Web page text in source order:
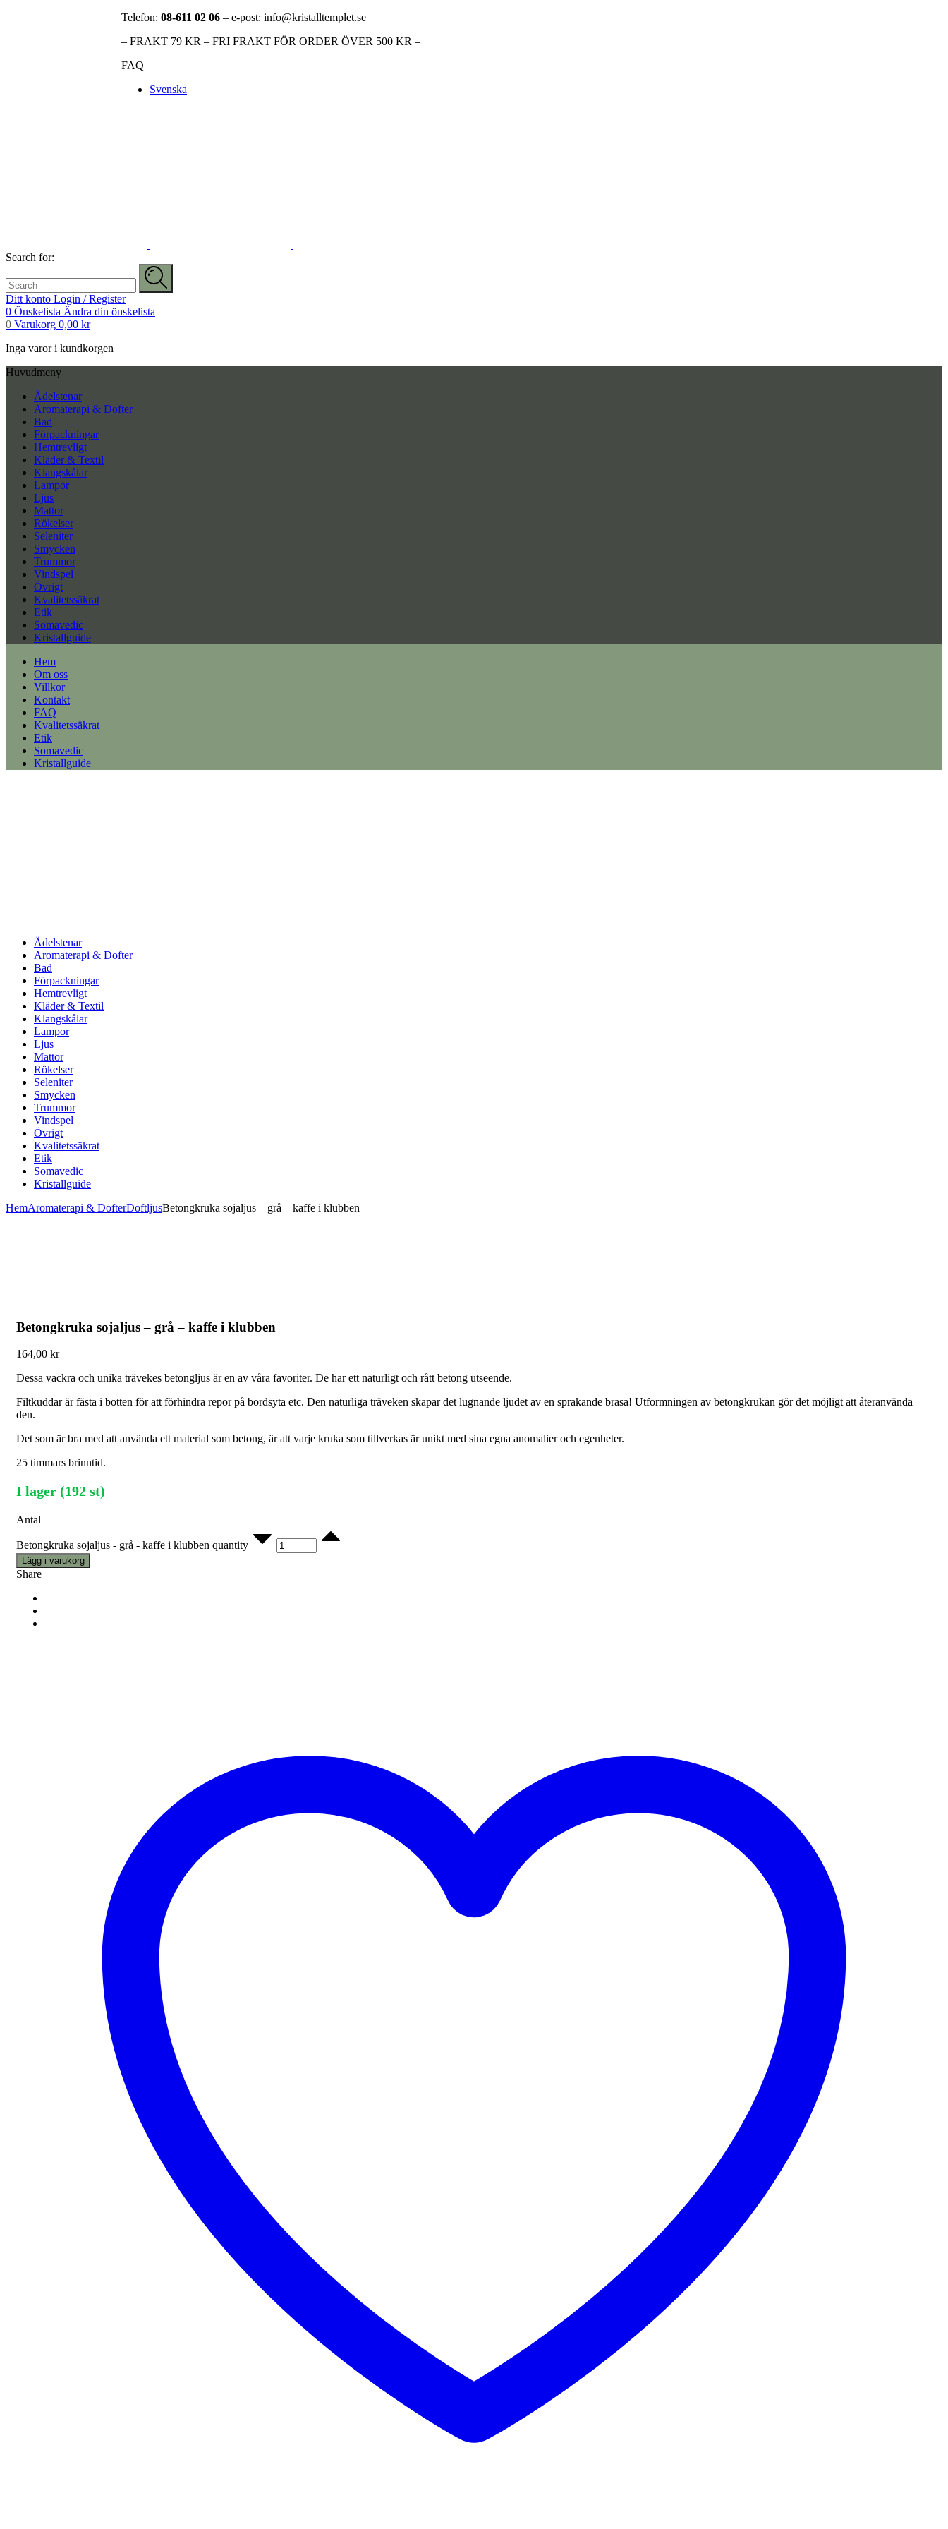
Telefon: 08-611 02 06 – e-post: info@kristalltemplet.se
– FRAKT 79 KR – FRI FRAKT FÖR ORDER ÖVER 500 KR –
FAQ
Svenska
Search for:
Ditt konto Login / Register
0 Önskelista Ändra din önskelista
0 Varukorg 0,00 kr
Inga varor i kundkorgen
Huvudmeny
Ädelstenar
Aromaterapi & Dofter
Bad
Förpackningar
Hemtrevligt
Kläder & Textil
Klangskålar
Lampor
Ljus
Mattor
Rökelser
Seleniter
Smycken
Trummor
Vindspel
Övrigt
Kvalitetssäkrat
Etik
Somavedic
Kristallguide
Hem
Om oss
Villkor
Kontakt
FAQ
Kvalitetssäkrat
Etik
Somavedic
Kristallguide
Ädelstenar
Aromaterapi & Dofter
Bad
Förpackningar
Hemtrevligt
Kläder & Textil
Klangskålar
Lampor
Ljus
Mattor
Rökelser
Seleniter
Smycken
Trummor
Vindspel
Övrigt
Kvalitetssäkrat
Etik
Somavedic
Kristallguide
HemAromaterapi & DofterDoftljusBetongkruka sojaljus – grå – kaffe i klubben
Betongkruka sojaljus – grå – kaffe i klubben
164,00 kr
Dessa vackra och unika trävekes betongljus är en av våra favoriter. De har ett naturligt och rått betong utseende.
Filtkuddar är fästa i botten för att förhindra repor på bordsyta etc. Den naturliga träveken skapar det lugnande ljudet av en sprakande brasa! Utformningen av betongkrukan gör det möjligt att återanvända
den.
Det som är bra med att använda ett material som betong, är att varje kruka som tillverkas är unikt med sina egna anomalier och egenheter.
25 timmars brinntid.
I lager (192 st)
Antal
Betongkruka sojaljus - grå - kaffe i klubben quantity
Lägg i varukorg
Share